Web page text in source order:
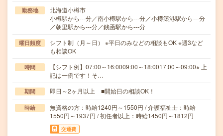
勤務地
北海道小樽市
小樽駅から---分／南小樽駅から---分／小樽築港駅から---分
／朝里駅から---分／銭函駅から---分
曜日頻度
シフト制（月～日） ※平日のみなどの相談もOK ※週3など
も相談OK
時間
【シフト例】07:00～16:0009:00～18:0017:00～09:00※ 上
記は一例です！そ…
期間 即日～2ヶ月以上 ■開始日の相談OK！
時給
無資格の方：時給1240円～1550円 / 介護福祉士：時給
1550円～1937円 / 初任者以上：時給1450円～1812円
交通費